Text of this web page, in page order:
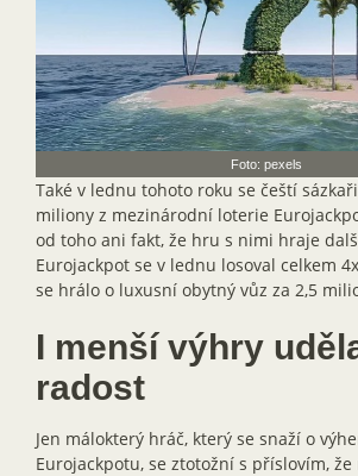
Foto: pexels
Také v lednu tohoto roku se čeští
miliony z mezinárodní loterie
od toho ani fakt, že hru s nimi hraje
Eurojackpot se v lednu losoval celkem
se hrálo o luxusní obytný vůz za 2,5
I menší výhry
radost
Jen málokterý hráč, který se snaží o
Eurojackpotu, se ztotožní s příslovím,